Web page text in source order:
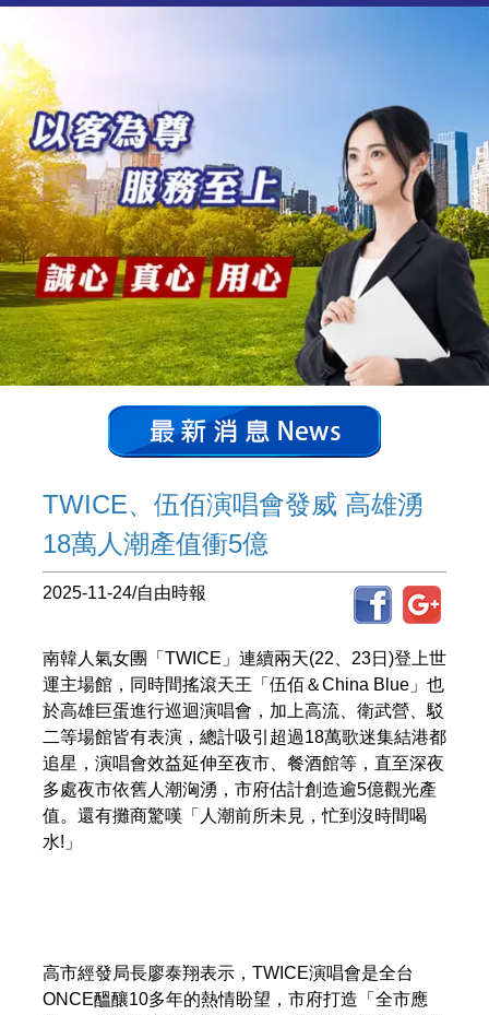
TWICE、伍佰演唱會發威 高雄湧
18萬人潮產值衝5億
2025-11-24/自由時報
南韓人氣女團「TWICE」連續兩天(22、23日)登上世
運主場館，同時間搖滾天王「伍佰＆China Blue」也
於高雄巨蛋進行巡迴演唱會，加上高流、衛武營、駁
二等場館皆有表演，總計吸引超過18萬歌迷集結港都
追星，演唱會效益延伸至夜市、餐酒館等，直至深夜
多處夜市依舊人潮洶湧，市府估計創造逾5億觀光產
值。還有攤商驚嘆「人潮前所未見，忙到沒時間喝
水!」
高市經發局長廖泰翔表示，TWICE演唱會是全台
ONCE醞釀10多年的熱情盼望，市府打造「全市應